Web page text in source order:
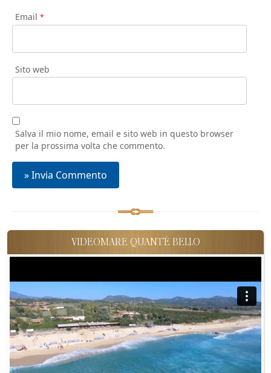
Email *
Sito web
Salva il mio nome, email e sito web in questo browser
per la prossima volta che commento.
VIDEOMARE QUANT'È BELLO